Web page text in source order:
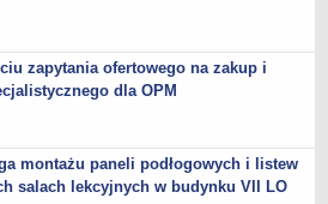
zapytania ofertowego na zakup i
dla OPM
montażu paneli podłogowych i listew
salach lekcyjnych w budynku VII LO